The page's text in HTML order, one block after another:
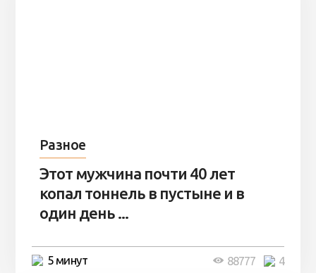
Разное
Этот мужчина почти 40 лет
копал тоннель в пустыне и в
один день ...
5 минут 4
88777